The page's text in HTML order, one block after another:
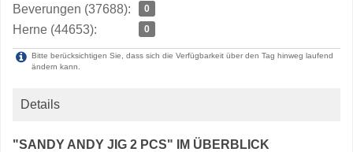
Beverungen (37688): 0
Herne (44653): 0
Bitte berücksichtigen Sie, dass sich die Verfügbarkeit über den Tag hinweg laufend
ändern kann.
Details
"SANDY ANDY JIG 2 PCS" IM ÜBERBLICK